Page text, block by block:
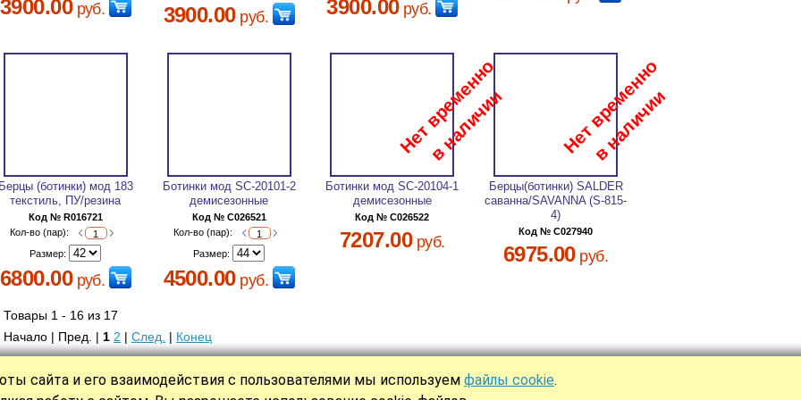
3900.00руб. 3900.00руб. 3900.00руб.
Берцы (ботинки) мод 183
текстиль, ПУ/резина
Код № R016721
Кол-во (пар):
Размер:
6800.00руб.
Ботинки мод SC-20101-2
демисезонные
Код № C026521
Кол-во (пар):
Размер:
4500.00руб.
Ботинки мод SC-20104-1
демисезонные
Код № C026522
7207.00руб.
Берцы(ботинки) SALDER
саванна/SAVANNA (S-815-
4)
Код № C027940
6975.00руб.
Товары 1 - 16 из 17
Начало | Пред. | 1 2 | След. | Конец
сайта и его взаимодействия с пользователями мы используем файлы cookie.
| СТАТЬИ | НОВОСТИ | О НАС | ОПЛАТА | КОНТАКТЫ